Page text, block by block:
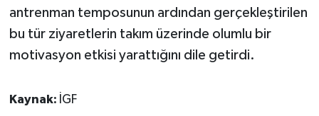
antrenman temposunun ardından gerçekleştirilen
bu tür ziyaretlerin takım üzerinde olumlu bir
motivasyon etkisi yarattığını dile getirdi.
Kaynak: İGF